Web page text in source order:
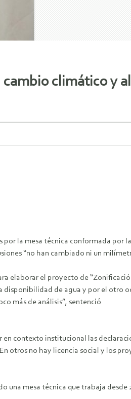
cambio climático y
por la mesa técnica conformada por
“no han cambiado ni un
elaborar el proyecto de
de agua y por el otro
más de análisis”, sentenció
contexto institucional las
otros no hay licencia social y los
una mesa técnica que trabaja desde